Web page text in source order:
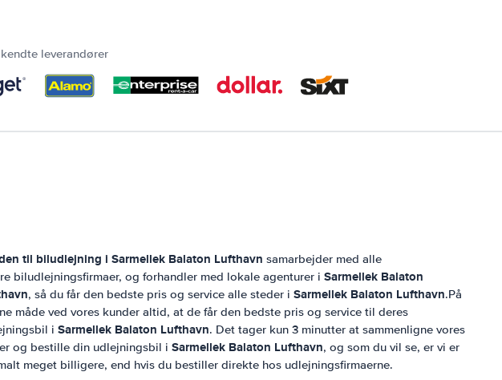
leverandører
til biludlejning i Sarmellek Balaton Lufthavn samarbejder med alle
biludlejningsfirmaer, og forhandler med lokale agenturer i Sarmellek Balaton
, så du får den bedste pris og service alle steder i Sarmellek Balaton Lufthavn.På
måde ved vores kunder altid, at de får den bedste pris og service til deres
i Sarmellek Balaton Lufthavn. Det tager kun 3 minutter at sammenligne vores
og bestille din udlejningsbil i Sarmellek Balaton Lufthavn, og som du vil se, er vi er
meget billigere, end hvis du bestiller direkte hos udlejningsfirmaerne.